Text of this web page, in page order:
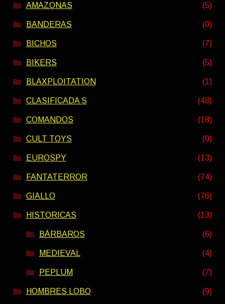
AMAZONAS (5)
BANDERAS (0)
BICHOS (7)
BIKERS (5)
BLAXPLOITATION (1)
CLASIFICADA S (48)
COMANDOS (18)
CULT TOYS (0)
EUROSPY (13)
FANTATERROR (74)
GIALLO (76)
HISTORICAS (13)
BÁRBAROS (6)
MEDIEVAL (4)
PEPLUM (7)
HOMBRES LOBO (9)